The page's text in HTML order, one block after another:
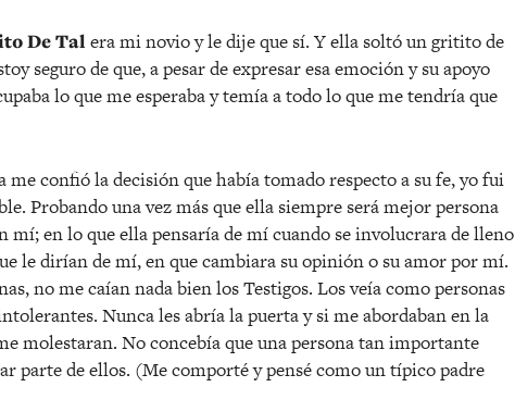
De Tal era mi novio y le dije que sí. Y ella soltó un gritito de
seguro de que, a pesar de expresar esa emoción y su apoyo
lo que me esperaba y temía a todo lo que me tendría que
me confió la decisión que había tomado respecto a su fe, yo fui
Probando una vez más que ella siempre será mejor persona
mí; en lo que ella pensaría de mí cuando se involucrara de lleno
le dirían de mí, en que cambiara su opinión o su amor por mí.
no me caían nada bien los Testigos. Los veía como personas
Nunca les abría la puerta y si me abordaban en la
molestaran. No concebía que una persona tan importante
parte de ellos. (Me comporté y pensé como un típico padre